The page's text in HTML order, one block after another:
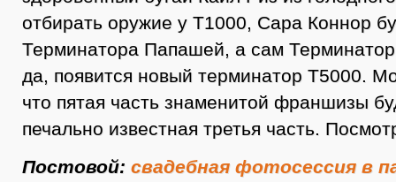
отбирать оружие у Т1000, Сара Коннор
Терминатора Папашей, а сам Терминатор
да, появится новый терминатор Т5000.
что пятая часть знаменитой франшизы
печально известная третья часть.
Постовой: свадебная фотосессия в